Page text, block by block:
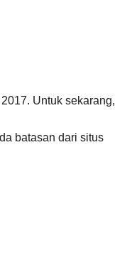
Untuk sekarang,
batasan dari situs